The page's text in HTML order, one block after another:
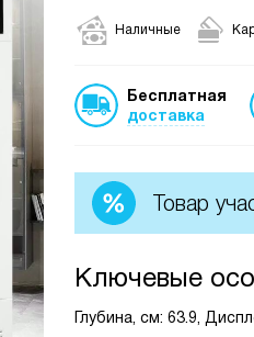
Наличные
Бесплатная
доставка
Товар
Ключевые
Глубина, см: 63.9,